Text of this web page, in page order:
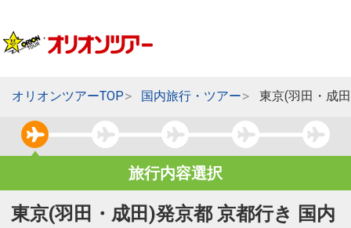
オリオンツアーTOP 国内旅行・ツアー 東京(羽田・成
旅行内容選択
東京(羽田・成田)発京都 京都行き 国内